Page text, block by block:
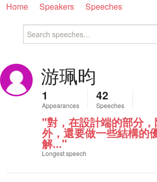
Home Speakers Speeches
游珮昀
1
Appearances
42
Speeches
"對，在設計端的部分
外，還要做一些結構的
解..."
Longest speech